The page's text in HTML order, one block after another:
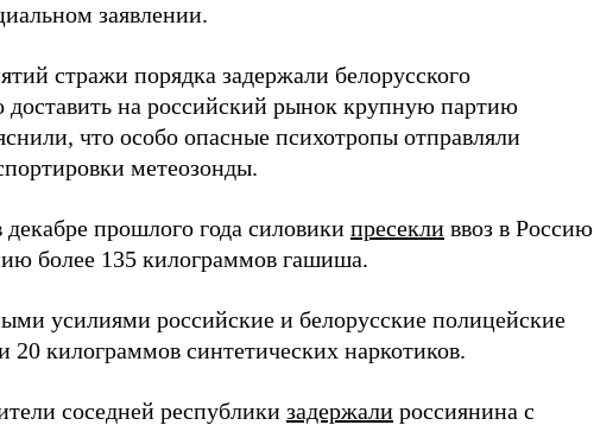
заявлении.
стражи порядка задержали белорусского
доставить на российский рынок крупную партию
что особо опасные психотропы отправляли
метеозонды.
прошлого года силовики пресекли ввоз в Россию
более 135 килограммов гашиша.
усилиями российские и белорусские полицейские
20 килограммов синтетических наркотиков.
соседней республики задержали россиянина с